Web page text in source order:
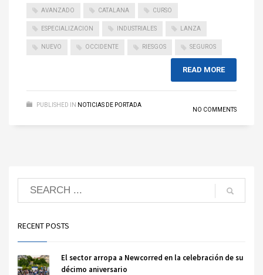
AVANZADO CATALANA CURSO
ESPECIALIZACION INDUSTRIALES LANZA
NUEVO OCCIDENTE RIESGOS SEGUROS
READ MORE
PUBLISHED IN NOTICIAS DE PORTADA
NO COMMENTS
RECENT POSTS
El sector arropa a Newcorred en la celebración de su
décimo aniversario